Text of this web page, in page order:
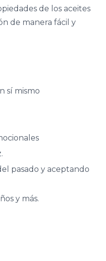
de los aceites
de manera fácil y
sí mismo
pasado y aceptando
y más.